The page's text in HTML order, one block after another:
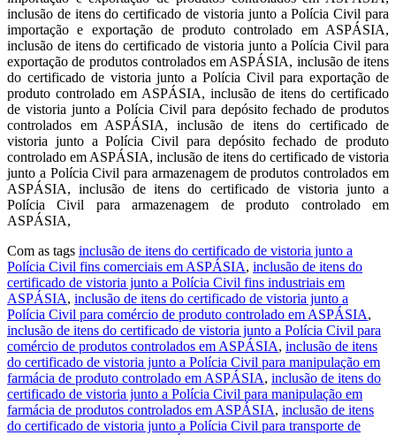
Com as tags inclusão de itens do certificado de vistoria junto a
Polícia Civil fins comerciais em ASPÁSIA, inclusão de itens do
certificado de vistoria junto a Polícia Civil fins industriais em
ASPÁSIA, inclusão de itens do certificado de vistoria junto a
Polícia Civil para comércio de produto controlado em ASPÁSIA,
inclusão de itens do certificado de vistoria junto a Polícia Civil para
comércio de produtos controlados em ASPÁSIA, inclusão de itens
do certificado de vistoria junto a Polícia Civil para manipulação em
farmácia de produto controlado em ASPÁSIA, inclusão de itens do
certificado de vistoria junto a Polícia Civil para manipulação em
farmácia de produtos controlados em ASPÁSIA, inclusão de itens
do certificado de vistoria junto a Polícia Civil para transporte de